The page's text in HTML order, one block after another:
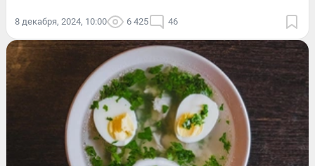
8 декабря, 2024, 10:00 6 425 46